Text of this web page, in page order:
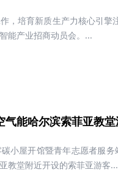
，培育新质生产力核心引
能产业招商动员会。...
能哈尔滨索菲亚教
小屋开馆暨青年志愿者服
教堂附近开设的索菲亚游客...